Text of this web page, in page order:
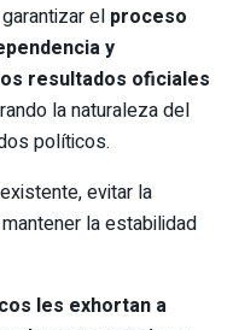
el proceso
y
resultados oficiales
la naturaleza del
políticos.
evitar la
la estabilidad
les exhortan a